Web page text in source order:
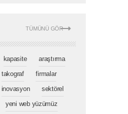
TÜMÜNÜ GÖR
kapasite
araştırma
takograf
firmalar
inovasyon
sektörel
yeni web yüzümüz